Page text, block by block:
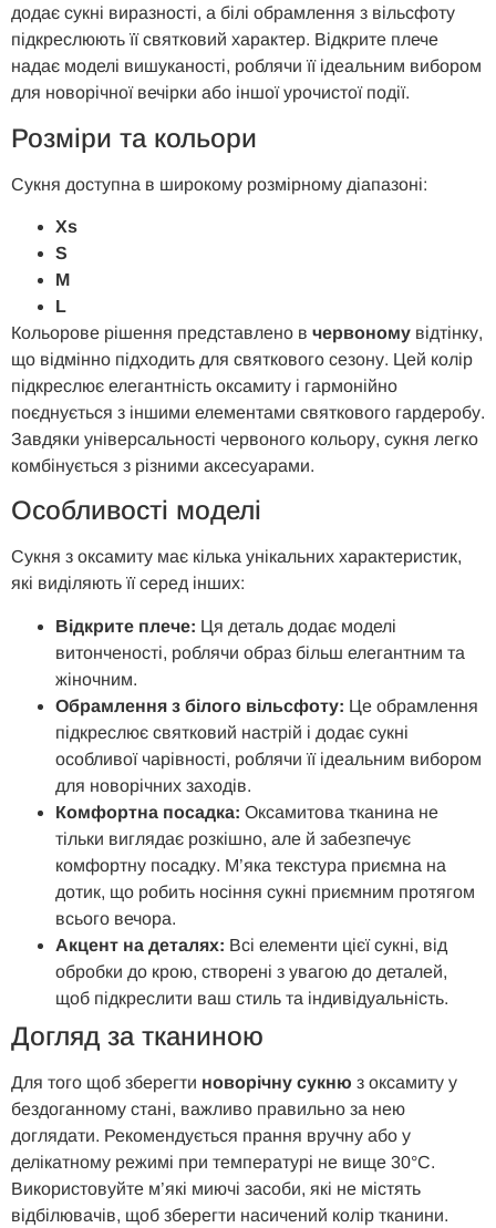
додає сукні виразності, а білі обрамлення з вільсфоту
підкреслюють її святковий характер. Відкрите плече
надає моделі вишуканості, роблячи її ідеальним вибором
для новорічної вечірки або іншої урочистої події.
Розміри та кольори
Сукня доступна в широкому розмірному діапазоні:
Xs
S
M
L
Кольорове рішення представлено в червоному відтінку,
що відмінно підходить для святкового сезону. Цей колір
підкреслює елегантність оксамиту і гармонійно
поєднується з іншими елементами святкового гардеробу.
Завдяки універсальності червоного кольору, сукня легко
комбінується з різними аксесуарами.
Особливості моделі
Сукня з оксамиту має кілька унікальних характеристик,
які виділяють її серед інших:
Відкрите плече: Ця деталь додає моделі
витонченості, роблячи образ більш елегантним та
жіночним.
Обрамлення з білого вільсфоту: Це обрамлення
підкреслює святковий настрій і додає сукні
особливої чарівності, роблячи її ідеальним вибором
для новорічних заходів.
Комфортна посадка: Оксамитова тканина не
тільки виглядає розкішно, але й забезпечує
комфортну посадку. М’яка текстура приємна на
дотик, що робить носіння сукні приємним протягом
всього вечора.
Акцент на деталях: Всі елементи цієї сукні, від
обробки до крою, створені з увагою до деталей,
щоб підкреслити ваш стиль та індивідуальність.
Догляд за тканиною
Для того щоб зберегти новорічну сукню з оксамиту у
бездоганному стані, важливо правильно за нею
доглядати. Рекомендується прання вручну або у
делікатному режимі при температурі не вище 30°C.
Використовуйте м’які миючі засоби, які не містять
відбілювачів, щоб зберегти насичений колір тканини.